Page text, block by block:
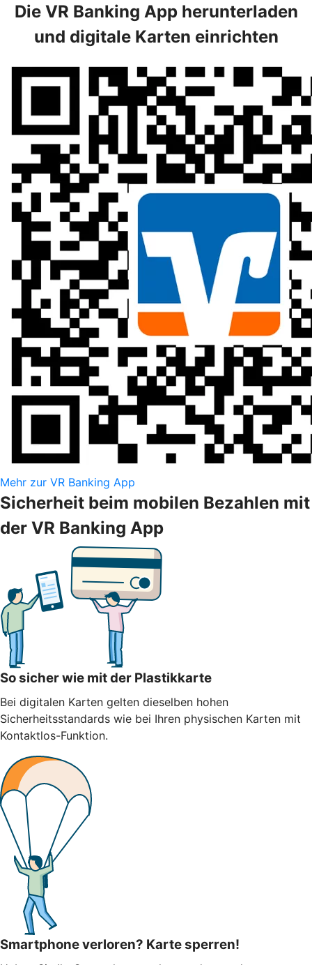
Die VR Banking App herunterladen
und digitale Karten einrichten
Mehr zur VR Banking App
Sicherheit beim mobilen Bezahlen mit
der VR Banking App
So sicher wie mit der Plastikkarte
Bei digitalen Karten gelten dieselben hohen
Sicherheitsstandards wie bei Ihren physischen Karten mit
Kontaktlos-Funktion.
Smartphone verloren? Karte sperren!